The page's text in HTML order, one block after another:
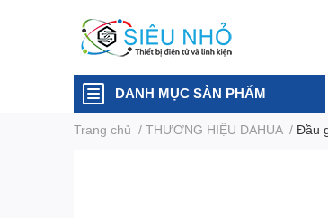
DANH MỤC SẢN PHẨM
Trang chủ / THƯƠNG HIỆU DAHUA / Đầu